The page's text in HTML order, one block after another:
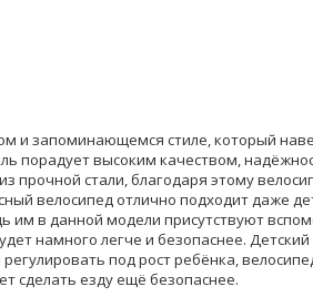
и запоминающемся стиле, который
порадует высоким качеством,
прочной стали, благодаря этому
велосипед отлично подходит даже
им в данной модели присутствуют
намного легче и безопаснее.
под рост ребёнка,
сделать езду ещё безопаснее.